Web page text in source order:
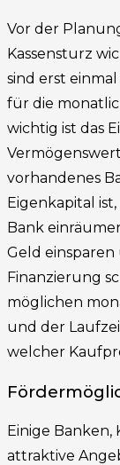
Vor der
Kassensturz
sind erst einmal
für die
wichtig ist das
vorhandenes
Eigenkapital
Bank
Geld
Finanzierung
möglichen
und der
welcher
Einige
attraktive